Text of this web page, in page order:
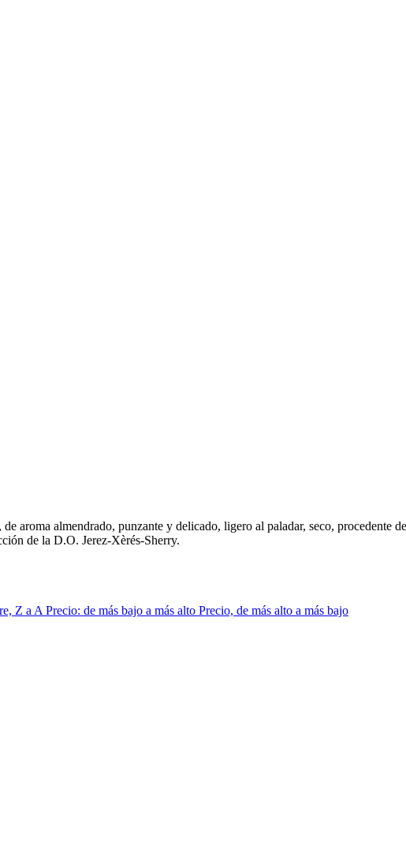
aroma almendrado, punzante y delicado, ligero al paladar, seco, procedente
de la D.O. Jerez-Xèrés-Sherry.
Z a APrecio: de más bajo a más alto Precio, de más alto a más bajo